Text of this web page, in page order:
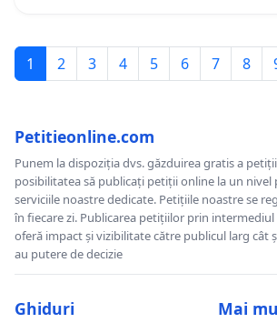
1 2 3 4 5 6 7 8
Petitieonline.com
Punem la dispoziția dvs. găzduirea gratis a
posibilitatea să publicați petiții online la un nivel
serviciile noastre dedicate. Petițiile noastre se
în fiecare zi. Publicarea petițiilor prin
oferă impact și vizibilitate către publicul larg cât
au putere de decizie
Ghiduri Mai